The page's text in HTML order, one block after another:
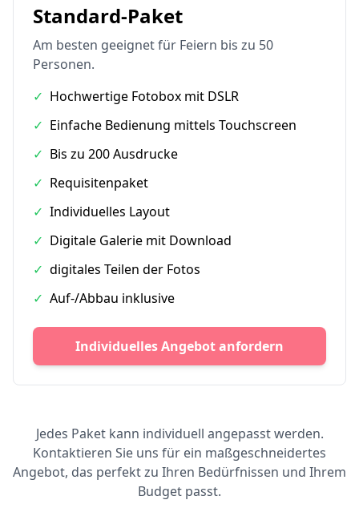
Standard-Paket
Am besten geeignet für Feiern bis zu 50
Personen.
✓ Hochwertige Fotobox mit DSLR
✓ Einfache Bedienung mittels Touchscreen
✓ Bis zu 200 Ausdrucke
✓ Requisitenpaket
✓ Individuelles Layout
✓ Digitale Galerie mit Download
✓ digitales Teilen der Fotos
✓ Auf-/Abbau inklusive
Individuelles Angebot anfordern
Jedes Paket kann individuell angepasst werden.
Kontaktieren Sie uns für ein maßgeschneidertes
Angebot, das perfekt zu Ihren Bedürfnissen und Ihrem
Budget passt.